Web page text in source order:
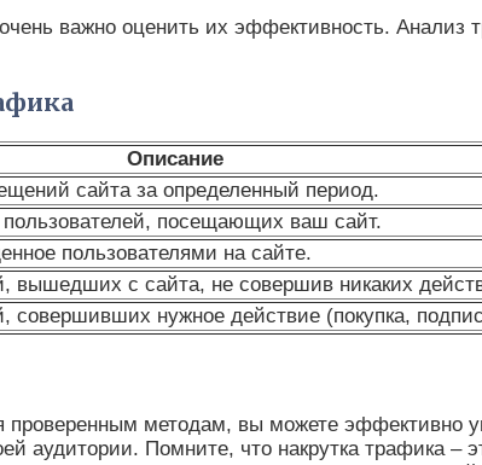
важно оценить их эффективность. Анализ
Описание
сайта за определенный период.
пользователей, посещающих ваш сайт.
пользователями на сайте.
вышедших с сайта, не совершив никаких
совершивших нужное действие (покупка,
методам, вы можете эффективно
аудитории. Помните, что накрутка трафика